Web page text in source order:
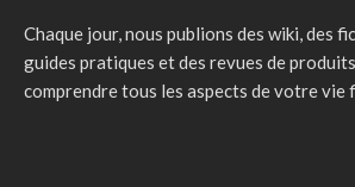
Chaque jour, nous publions des wiki, des
guides pratiques et des revues de
comprendre tous les aspects de votre vie